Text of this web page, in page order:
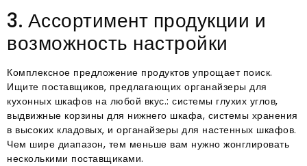
3. Ассортимент продукции и
возможность настройки
Комплексное предложение продуктов упрощает поиск.
Ищите поставщиков, предлагающих органайзеры для
кухонных шкафов на любой вкус.: системы глухих углов,
выдвижные корзины для нижнего шкафа, системы хранения
в высоких кладовых, и органайзеры для настенных шкафов.
Чем шире диапазон, тем меньше вам нужно жонглировать
несколькими поставщиками.